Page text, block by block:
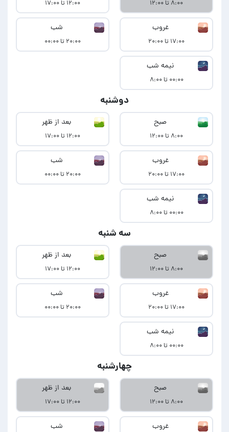
۸:۰۰ تا ۱۲:۰۰ ۱۲:۰۰ تا ۱۷:۰۰
غروب
۱۷:۰۰ تا ۲۰:۰۰
شب
۲۰:۰۰ تا ۰۰:۰۰
نیمه شب
۰۰:۰۰ تا ۸:۰۰
دوشنبه
صبح
۸:۰۰ تا ۱۲:۰۰
بعد از ظهر
۱۲:۰۰ تا ۱۷:۰۰
غروب
۱۷:۰۰ تا ۲۰:۰۰
شب
۲۰:۰۰ تا ۰۰:۰۰
نیمه شب
۰۰:۰۰ تا ۸:۰۰
سه شنبه
صبح
۸:۰۰ تا ۱۲:۰۰
بعد از ظهر
۱۲:۰۰ تا ۱۷:۰۰
غروب
۱۷:۰۰ تا ۲۰:۰۰
شب
۲۰:۰۰ تا ۰۰:۰۰
نیمه شب
۰۰:۰۰ تا ۸:۰۰
چهارشنبه
صبح
۸:۰۰ تا ۱۲:۰۰
بعد از ظهر
۱۲:۰۰ تا ۱۷:۰۰
غروب شب